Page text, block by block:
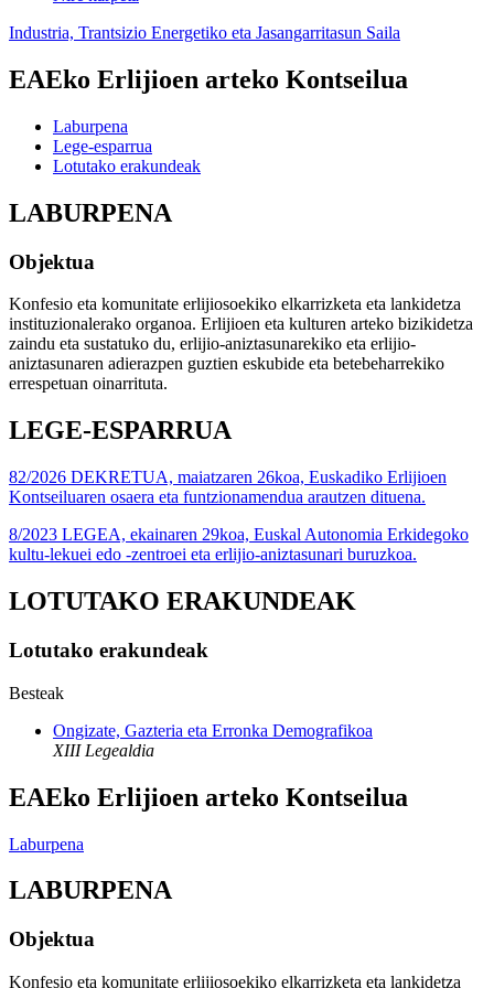
Industria, Trantsizio Energetiko eta Jasangarritasun Saila
EAEko Erlijioen arteko Kontseilua
Laburpena
Lege-esparrua
Lotutako erakundeak
LABURPENA
Objektua
Konfesio eta komunitate erlijiosoekiko elkarrizketa eta lankidetza
instituzionalerako organoa. Erlijioen eta kulturen arteko bizikidetza
zaindu eta sustatuko du, erlijio-aniztasunarekiko eta erlijio-
aniztasunaren adierazpen guztien eskubide eta betebeharrekiko
errespetuan oinarrituta.
LEGE-ESPARRUA
82/2026 DEKRETUA, maiatzaren 26koa, Euskadiko Erlijioen
Kontseiluaren osaera eta funtzionamendua arautzen dituena.
8/2023 LEGEA, ekainaren 29koa, Euskal Autonomia Erkidegoko
kultu-lekuei edo -zentroei eta erlijio-aniztasunari buruzkoa.
LOTUTAKO ERAKUNDEAK
Lotutako erakundeak
Besteak
Ongizate, Gazteria eta Erronka Demografikoa
XIII Legealdia
EAEko Erlijioen arteko Kontseilua
Laburpena
LABURPENA
Objektua
Konfesio eta komunitate erlijiosoekiko elkarrizketa eta lankidetza